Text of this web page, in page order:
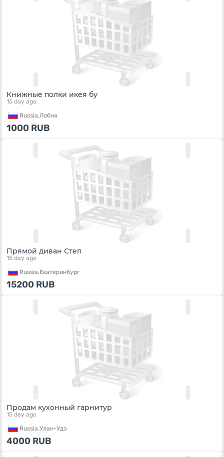
Книжные полки икея бу
15 day ago
Russia,Лобня
1000 RUB
Прямой диван Степ
15 day ago
Russia,Екатеринбург
15200 RUB
Продам кухонный гарнитур
15 day ago
Russia,Улан-Удэ
4000 RUB